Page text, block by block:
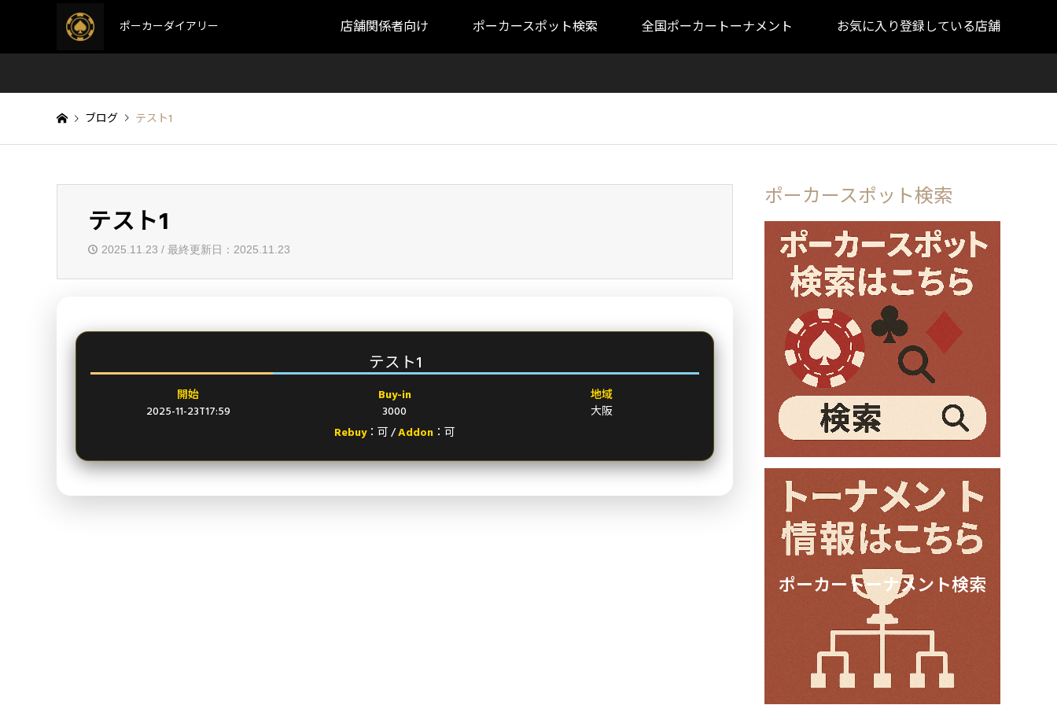
ポーカーダイアリー 店舗関係者向け ポーカースポット検索 全国ポーカートーナメント お気に入り登録している店舗
ブログ テスト1
テスト1
2025.11.23 / 最終更新日：2025.11.23
テスト1
開始
2025-11-23T17:59
Buy-in
3000
Rebuy：可 /Addon：可
地域
大阪
ポーカースポット検索
ポーカートーナメント検索